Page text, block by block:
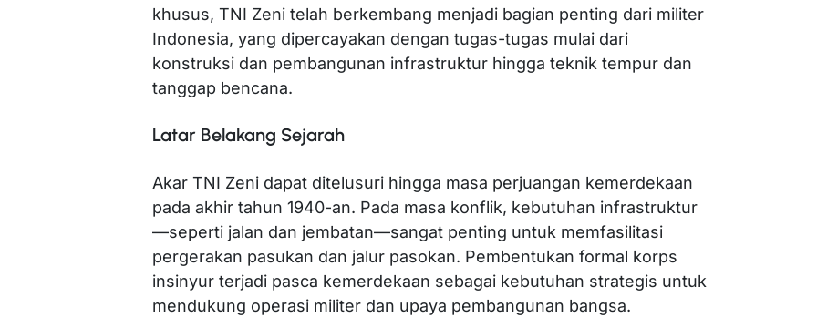
khusus, TNI Zeni telah berkembang menjadi bagian penting dari militer
Indonesia, yang dipercayakan dengan tugas-tugas mulai dari
konstruksi dan pembangunan infrastruktur hingga teknik tempur dan
tanggap bencana.
Latar Belakang Sejarah
Akar TNI Zeni dapat ditelusuri hingga masa perjuangan kemerdekaan
pada akhir tahun 1940-an. Pada masa konflik, kebutuhan infrastruktur
—seperti jalan dan jembatan—sangat penting untuk memfasilitasi
pergerakan pasukan dan jalur pasokan. Pembentukan formal korps
insinyur terjadi pasca kemerdekaan sebagai kebutuhan strategis untuk
mendukung operasi militer dan upaya pembangunan bangsa.